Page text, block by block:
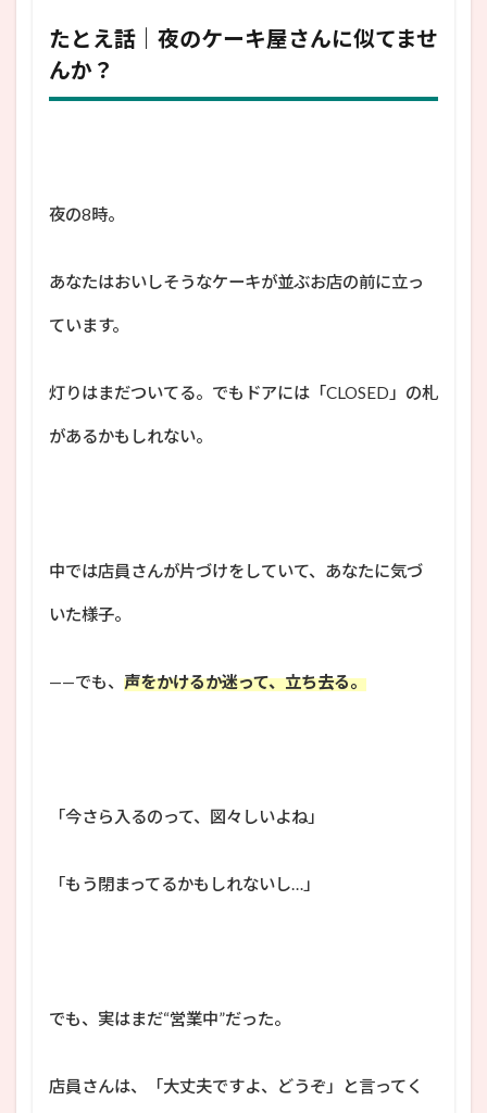
たとえ話｜夜のケーキ屋さんに似てませ
んか？
夜の8時。
あなたはおいしそうなケーキが並ぶお店の前に立っ
ています。
灯りはまだついてる。でもドアには「CLOSED」の札
があるかもしれない。
中では店員さんが片づけをしていて、あなたに気づ
いた様子。
——でも、 声をかけるか迷って、立ち去る。
「今さら入るのって、図々しいよね」
「もう閉まってるかもしれないし…」
でも、実はまだ“営業中”だった。
店員さんは、「大丈夫ですよ、どうぞ」と言ってく